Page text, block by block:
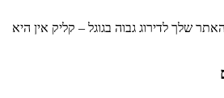
שלך לדירוג גבוה בגוגל – קליק אין היא